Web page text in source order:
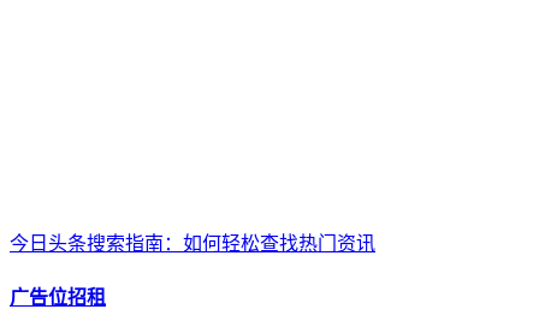
今日头条搜索指南：如何轻松查找热门资讯
广告位招租